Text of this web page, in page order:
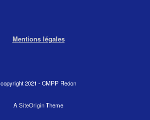
Mentions légales
copyright 2021 - CMPP Redon
A SiteOriginTheme